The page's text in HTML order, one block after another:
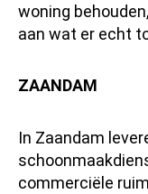
woning
aan wat er echt
ZAANDAM
In Zaandam
commerciële